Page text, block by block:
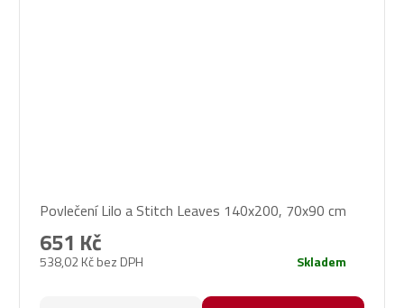
Povlečení Lilo a Stitch Leaves 140x200, 70x90 cm
538,02 Kč bez DPH
651 Kč
Skladem